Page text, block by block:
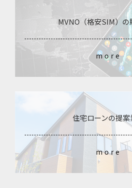
MVNO（格安SIM）の
more
住宅ローンの提案
more